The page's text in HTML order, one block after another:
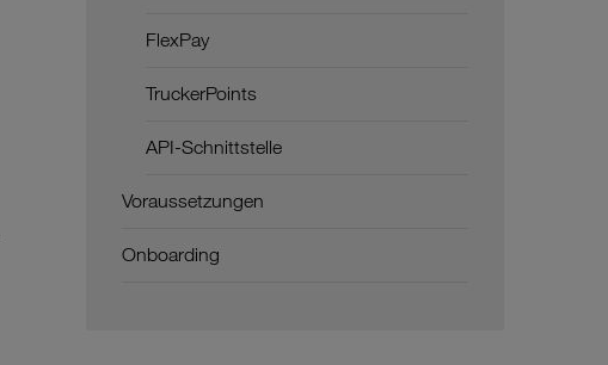
FlexPay
TruckerPoints
API-Schnittstelle
Voraussetzungen
Onboarding